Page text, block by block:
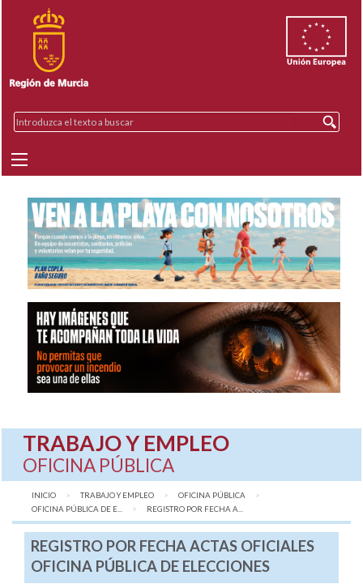
TRABAJO Y EMPLEO
OFICINA PÚBLICA
INICIO TRABAJO Y EMPLEO
OFICINA PÚBLICA
OFICINA PÚBLICA DE E...
AQUÍ:
REGISTRO POR FECHA A...
REGISTRO POR FECHA ACTAS OFICIALES
OFICINA PÚBLICA DE ELECCIONES